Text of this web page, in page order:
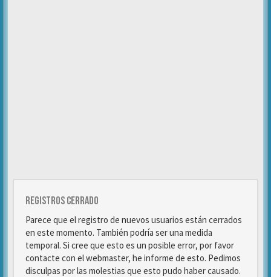
Registros cerrado
Parece que el registro de nuevos usuarios están cerrados
en este momento. También podría ser una medida
temporal. Si cree que esto es un posible error, por favor
contacte con el webmaster, he informe de esto. Pedimos
disculpas por las molestias que esto pudo haber causado.